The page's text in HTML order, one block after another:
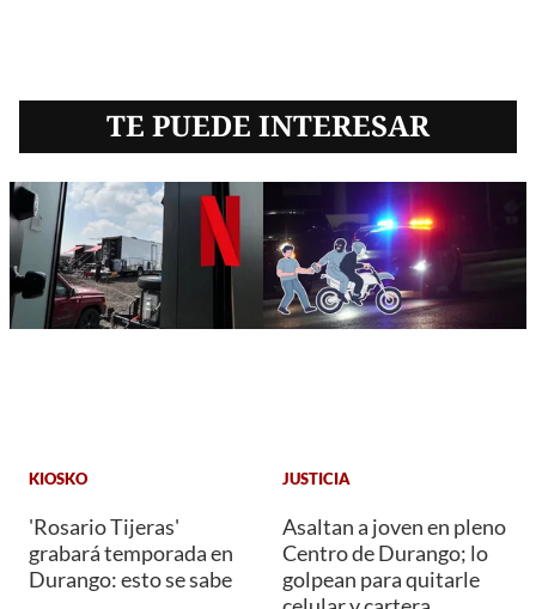
TE PUEDE INTERESAR
KIOSKO
'Rosario Tijeras'
grabará temporada en
Durango: esto se sabe
JUSTICIA
Asaltan a joven en pleno
Centro de Durango; lo
golpean para quitarle